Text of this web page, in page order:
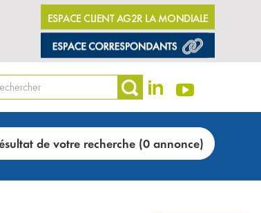
ESPACE CLIENT AG2R LA MONDIALE
de votre recherche (0 annonce)